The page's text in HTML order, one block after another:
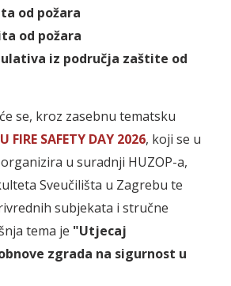
od požara
od požara
iz područja zaštite od
se, kroz zasebnu tematsku
FIRE SAFETY DAY 2026, koji se u
u suradnji HUZOP-a,
Sveučilišta u Zagrebu te
subjekata i stručne
tema je "Utjecaj
zgrada na sigurnost u